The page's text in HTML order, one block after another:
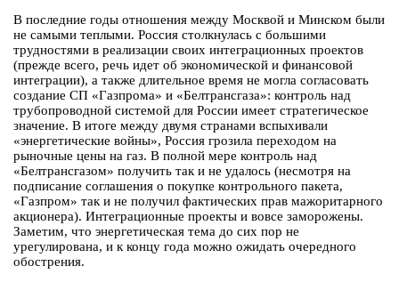
В последние годы отношения между Москвой и Минском были
не самыми теплыми. Россия столкнулась с большими
трудностями в реализации своих интеграционных проектов
(прежде всего, речь идет об экономической и финансовой
интеграции), а также длительное время не могла согласовать
создание СП «Газпрома» и «Белтрансгаза»: контроль над
трубопроводной системой для России имеет стратегическое
значение. В итоге между двумя странами вспыхивали
«энергетические войны», Россия грозила переходом на
рыночные цены на газ. В полной мере контроль над
«Белтрансгазом» получить так и не удалось (несмотря на
подписание соглашения о покупке контрольного пакета,
«Газпром» так и не получил фактических прав мажоритарного
акционера). Интеграционные проекты и вовсе заморожены.
Заметим, что энергетическая тема до сих пор не
урегулирована, и к концу года можно ожидать очередного
обострения.